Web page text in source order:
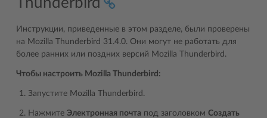
Инструкции, приведенные в этом разделе, были проверены
на Mozilla Thunderbird 31.4.0. Они могут не работать для
более ранних или поздних версий Mozilla Thunderbird.
Чтобы настроить Mozilla Thunderbird:
Запустите Mozilla Thunderbird.
Нажмите Электронная почта под заголовком Создать